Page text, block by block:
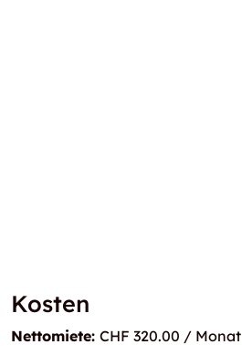
Kosten
Nettomiete: CHF 320.00 / Monat